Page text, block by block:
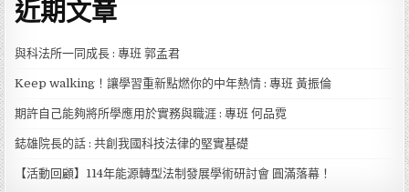
近期文章
與科法所一同成長 : 專班 郭孟君
Keep walking！讓學習重新點燃你的中年熱情 : 專班 黃振倫
期許自己能夠將所學應用於實務與職涯 : 專班 何品霓
鋕雄院長的話 : 共創我國科技法律的堅實基礎
【活動回顧】114年能源轉型法制發展學術研討會 圓滿落幕！